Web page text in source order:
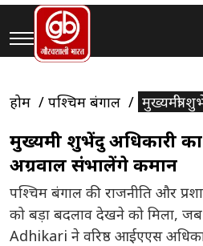
होम पश्चिम बंगाल मुख्यमंत्री
मुख्यमंत्री शुभेंदु अधिकारी
अग्रवाल संभालेंगे कमान
पश्चिम बंगाल की राजनीति और
को बड़ा बदलाव देखने को मिला, जब
Adhikari ने वरिष्ठ आईएएस